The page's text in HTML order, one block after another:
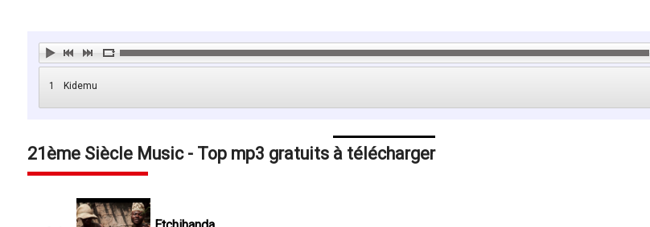
1 Kidemu
21ème Siècle Music - Top mp3 gratuits à télécharger